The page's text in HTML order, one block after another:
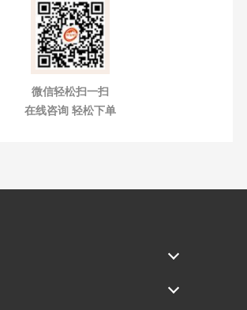
微信轻松扫一扫
在线咨询 轻松下单